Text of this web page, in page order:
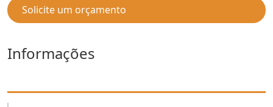
Solicite um orçamento
Informações